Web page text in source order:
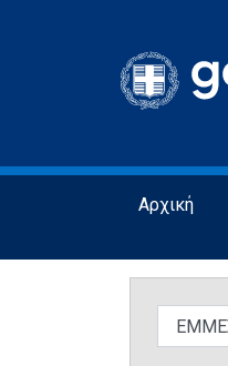
Gov.gr
Αρχική